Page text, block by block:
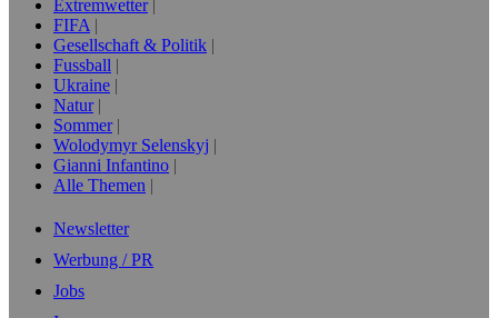
Extremwetter
FIFA
Gesellschaft & Politik
Fussball
Ukraine
Natur
Sommer
Wolodymyr Selenskyj
Gianni Infantino
Alle Themen
Newsletter
Werbung / PR
Jobs